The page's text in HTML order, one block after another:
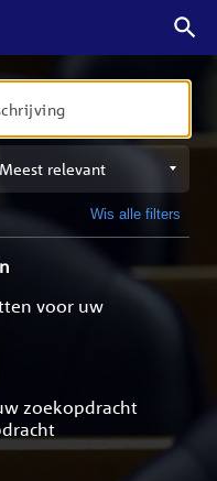
Wis alle filters
voor uw
zoekopdracht